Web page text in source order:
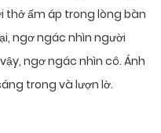
thở ấm áp trong lòng bàn
ngơ ngác nhìn người
ngơ ngác nhìn cô. Ánh
trong và lượn lờ.